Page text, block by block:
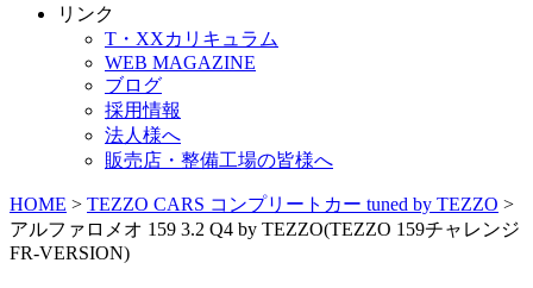
リンク
T・XXカリキュラム
WEB MAGAZINE
ブログ
採用情報
法人様へ
販売店・整備工場の皆様へ
HOME > TEZZO CARS コンプリートカー tuned by TEZZO >
アルファロメオ 159 3.2 Q4 by TEZZO(TEZZO 159チャレンジ
FR-VERSION)